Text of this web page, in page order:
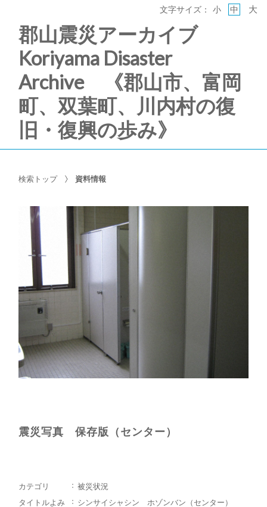
郡山震災アーカイブ
Koriyama Disaster
Archive 《郡山市、富岡
町、双葉町、川内村の復
旧・復興の歩み》
文字サイズ： 小 中 大
検索トップ 資料情報
震災写真 保存版（センター）
カテゴリ
被災状況
タイトルよみ
シンサイシャシン ホゾンバン（センター）